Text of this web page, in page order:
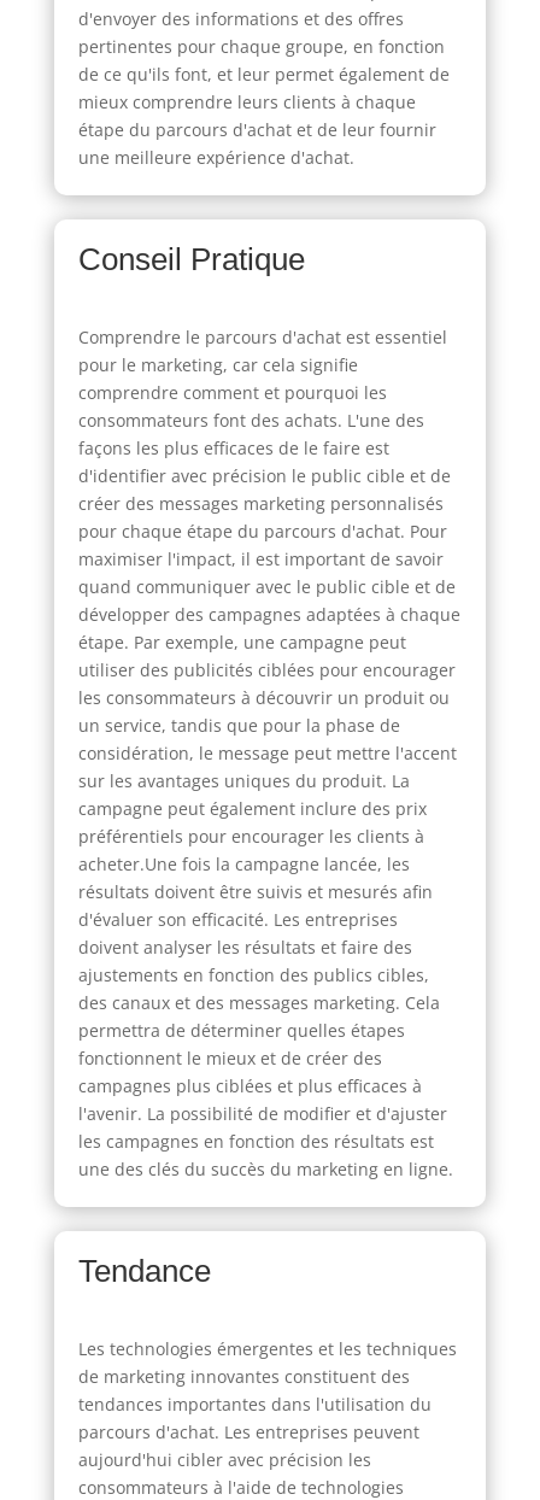
d'envoyer des informations et des offres
pertinentes pour chaque groupe, en fonction
de ce qu'ils font, et leur permet également de
mieux comprendre leurs clients à chaque
étape du parcours d'achat et de leur fournir
une meilleure expérience d'achat.
Conseil Pratique
Comprendre le parcours d'achat est essentiel
pour le marketing, car cela signifie
comprendre comment et pourquoi les
consommateurs font des achats. L'une des
façons les plus efficaces de le faire est
d'identifier avec précision le public cible et de
créer des messages marketing personnalisés
pour chaque étape du parcours d'achat. Pour
maximiser l'impact, il est important de savoir
quand communiquer avec le public cible et de
développer des campagnes adaptées à chaque
étape. Par exemple, une campagne peut
utiliser des publicités ciblées pour encourager
les consommateurs à découvrir un produit ou
un service, tandis que pour la phase de
considération, le message peut mettre l'accent
sur les avantages uniques du produit. La
campagne peut également inclure des prix
préférentiels pour encourager les clients à
acheter.Une fois la campagne lancée, les
résultats doivent être suivis et mesurés afin
d'évaluer son efficacité. Les entreprises
doivent analyser les résultats et faire des
ajustements en fonction des publics cibles,
des canaux et des messages marketing. Cela
permettra de déterminer quelles étapes
fonctionnent le mieux et de créer des
campagnes plus ciblées et plus efficaces à
l'avenir. La possibilité de modifier et d'ajuster
les campagnes en fonction des résultats est
une des clés du succès du marketing en ligne.
Tendance
Les technologies émergentes et les techniques
de marketing innovantes constituent des
tendances importantes dans l'utilisation du
parcours d'achat. Les entreprises peuvent
aujourd'hui cibler avec précision les
consommateurs à l'aide de technologies